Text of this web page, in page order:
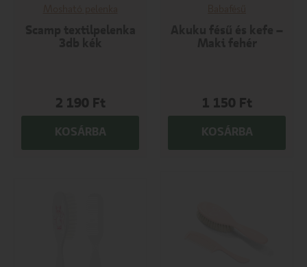
2 190 Ft
KOSÁRBA
1 150 Ft
KOSÁRBA